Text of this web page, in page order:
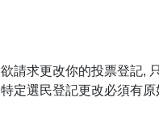
欲請求更改你的投票登記,
特定選民登記更改必須有原